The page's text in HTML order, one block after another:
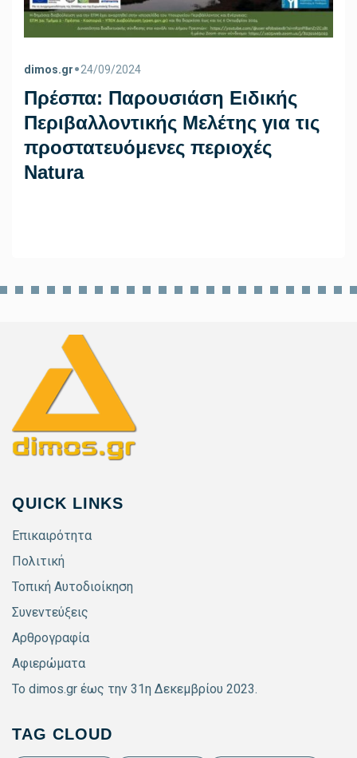
dimos.gr•24/09/2024
Πρέσπα: Παρoυσιάση Ειδικής
Περιβαλλοντικής Μελέτης για τις
προστατευόμενες περιοχές
Natura
QUICK LINKS
Επικαιρότητα
Πολιτική
Τοπική Αυτοδιοίκηση
Συνεντεύξεις
Αρθρογραφία
Αφιερώματα
Το dimos.gr έως την 31η Δεκεμβρίου 2023.
TAG CLOUD